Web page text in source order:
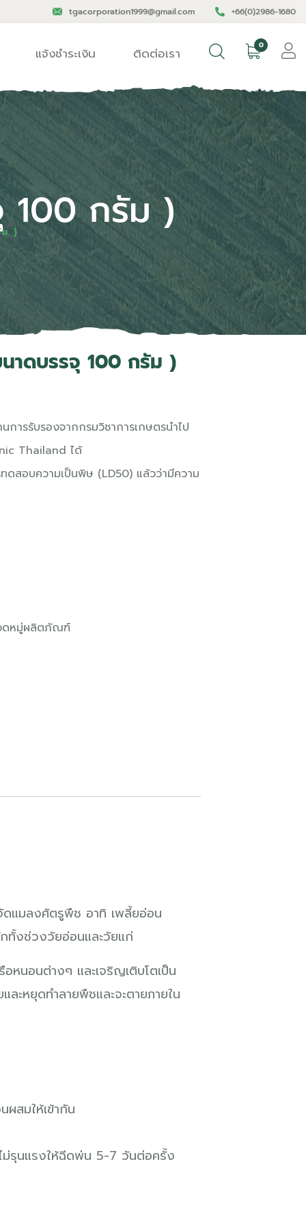
tgacorporation1999@gmail.com +66(0)2986-1680
แจ้งชำระเงิน ติดต่อเรา 0
100 กรัม )
ม )
าดบรรจุ 100 กรัม )
นการรับรองจากกรมวิชาการเกษตรนำไป
Thailand ได้
ดสอบความเป็นพิษ (LD50) แล้วว่ามีความ
ดหมู่ผลิตภัณฑ์
จัดแมลงศัตรูพืช อาทิ เพลี้ยอ่อน
ทั้งช่วงวัยอ่อนและวัยแก่
หนอนต่างๆ และเจริญเติบโตเป็น
ะหยุดทำลายพืชและจะตายภายใน
สมให้เข้ากัน
ม่รุนแรงให้ฉีดพ่น 5-7 วันต่อครั้ง